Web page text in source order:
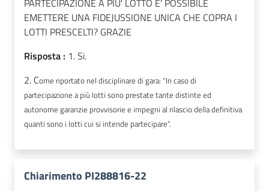
PARTECIPAZIONE A PIU' LOTTO E' POSSIBILE
EMETTERE UNA FIDEJUSSIONE UNICA CHE COPRA I
LOTTI PRESCELTI? GRAZIE
Risposta : 1. Si.
2. Come riportato nel disciplinare di gara: “In caso di
partecipazione a più lotti sono prestate tante distinte ed
autonome garanzie provvisorie e impegni al rilascio della definitiva
quanti sono i lotti cui si intende partecipare”.
Chiarimento PI288816-22